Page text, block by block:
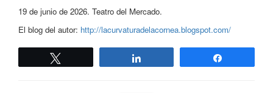
19 de junio de 2026. Teatro del Mercado.
El blog del autor: http://lacurvaturadelacornea.blogspot.com/